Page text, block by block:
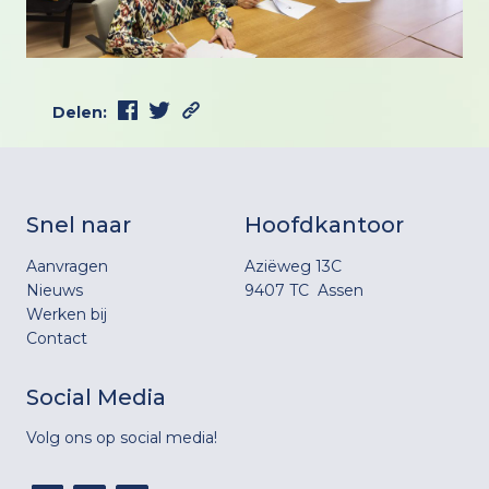
Delen:
Snel naar
Aanvragen
Nieuws
Werken bij
Contact
Hoofdkantoor
Aziëweg 13C
9407 TC Assen
Social Media
Volg ons op social media!